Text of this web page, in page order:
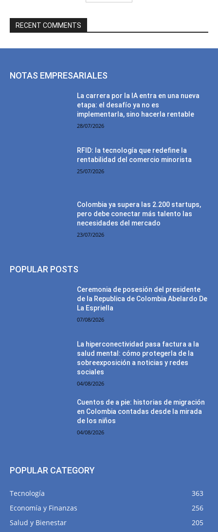
RECENT COMMENTS
NOTAS EMPRESARIALES
La carrera por la IA entra en una nueva
etapa: el desafío ya no es
implementarla, sino hacerla rentable
28/07/2026
RFID: la tecnología que redefine la
rentabilidad del comercio minorista
25/07/2026
Colombia ya supera las 2.200 startups,
pero debe conectar más talento las
necesidades del mercado
23/07/2026
POPULAR POSTS
Ceremonia de posesión del presidente
de la Republica de Colombia Abelardo De
La Espriella
07/08/2026
La hiperconectividad pasa factura a la
salud mental: cómo protegerla de la
sobreexposición a noticias y redes
sociales
04/08/2026
Cuentos de a pie: historias de migración
en Colombia contadas desde la mirada
de los niños
04/08/2026
POPULAR CATEGORY
Tecnología
363
Economía y Finanzas
256
Salud y Bienestar
205